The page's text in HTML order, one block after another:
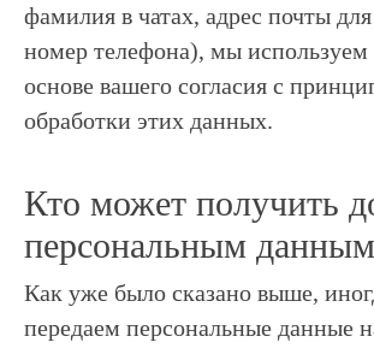
фамилия в чатах, адрес почты
номер телефона), мы используем
основе вашего согласия с
обработки этих данных.
Кто может получить
персональным данным
Как уже было сказано выше,
передаем персональные данные